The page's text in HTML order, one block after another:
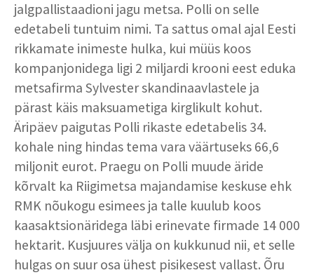
jalgpallistaadioni jagu metsa. Polli on selle
edetabeli tuntuim nimi. Ta sattus omal ajal Eesti
rikkamate inimeste hulka, kui müüs koos
kompanjonidega ligi 2 miljardi krooni eest eduka
metsafirma Sylvester skandinaavlastele ja
pärast käis maksuametiga kirglikult kohut.
Äripäev paigutas Polli rikaste edetabelis 34.
kohale ning hindas tema vara väärtuseks 66,6
miljonit eurot. Praegu on Polli muude äride
kõrvalt ka Riigimetsa majandamise keskuse ehk
RMK nõukogu esimees ja talle kuulub koos
kaasaktsionäridega läbi erinevate firmade 14 000
hektarit. Kusjuures välja on kukkunud nii, et selle
hulgas on suur osa ühest pisikesest vallast. Õru